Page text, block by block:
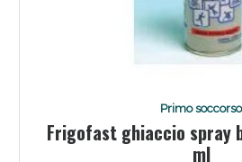
Primo soccorso
Frigofast ghiaccio spray
ml